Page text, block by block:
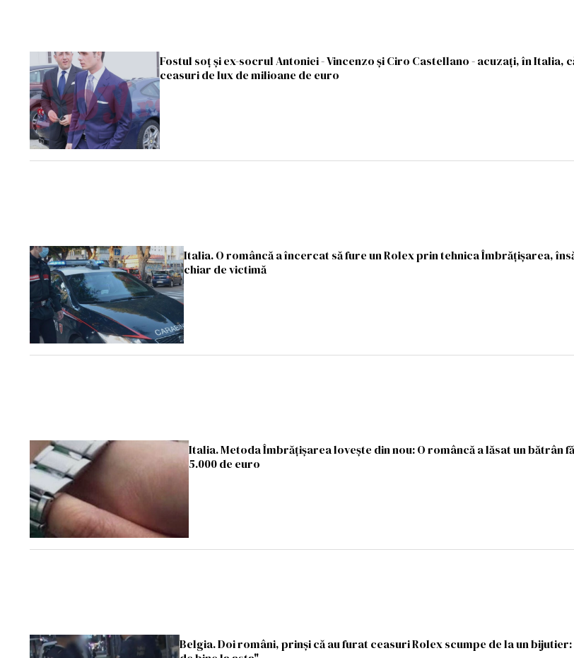
Fostul soț și ex-socrul Antoniei - Vincenzo și Ciro Castellano - acuzați, în Italia,
ceasuri de lux de milioane de euro
Italia. O româncă a încercat să fure un Rolex prin tehnica Îmbrățișarea,
chiar de victimă
Italia. Metoda Îmbrățișarea lovește din nou: O româncă a lăsat un bătrân
5.000 de euro
Belgia. Doi români, prinși că au furat ceasuri Rolex scumpe de la un